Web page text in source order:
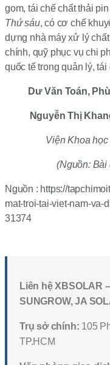
gom, tái chế chất thải
Thứ sáu, có cơ chế
dựng nhà máy xử lý
chính, quỹ phục vụ chi
quốc tế trong quản lý,
Dư Văn Toán,
Nguyễn Thị
Viện Khoa
(Nguồn: Bài
Nguồn : https://
mat-troi-tai-viet-nam-va-
31374
Liên hệ XBSOLAR
SUNGROW, JA
Trụ sở chính: 105
TP.HCM